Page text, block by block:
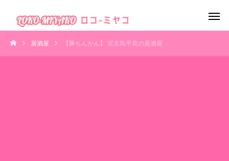
居酒屋 【豚ちんかん】 宮古島平良の居酒屋